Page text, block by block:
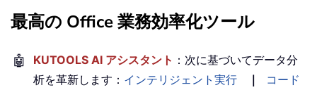
最高の Office 業務効率化ツール
🤖 KUTOOLS AI アシスタント ：次に基づいてデータ分
析を革新します： インテリジェント実行 ｜
コード